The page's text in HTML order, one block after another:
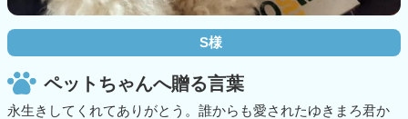
S様
ペットちゃんへ贈る言葉
永生きしてくれてありがとう。誰からも愛されたゆきまろ君か